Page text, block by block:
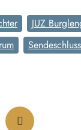
JUZ
Sendeschluss